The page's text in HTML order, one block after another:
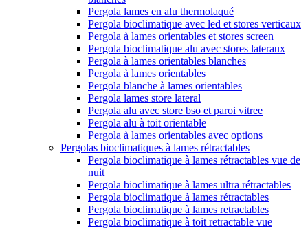
Pergola lames en alu thermolaqué
Pergola bioclimatique avec led et stores verticaux
Pergola à lames orientables et stores screen
Pergola bioclimatique alu avec stores lateraux
Pergola à lames orientables blanches
Pergola à lames orientables
Pergola blanche à lames orientables
Pergola lames store lateral
Pergola alu avec store bso et paroi vitree
Pergola alu à toit orientable
Pergola à lames orientables avec options
Pergolas bioclimatiques à lames rétractables
Pergola bioclimatique à lames rétractables vue de
nuit
Pergola bioclimatique à lames ultra rétractables
Pergola bioclimatique à lames rétractables
Pergola bioclimatique à lames retractables
Pergola bioclimatique à toit retractable vue